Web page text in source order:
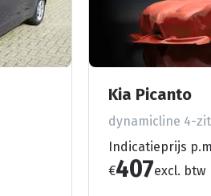
Kia Picanto
dynamicline 4-
Indicatieprijs
€407excl. btw